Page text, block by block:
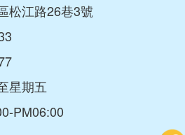
松江路26巷3號
星期五
PM06:00